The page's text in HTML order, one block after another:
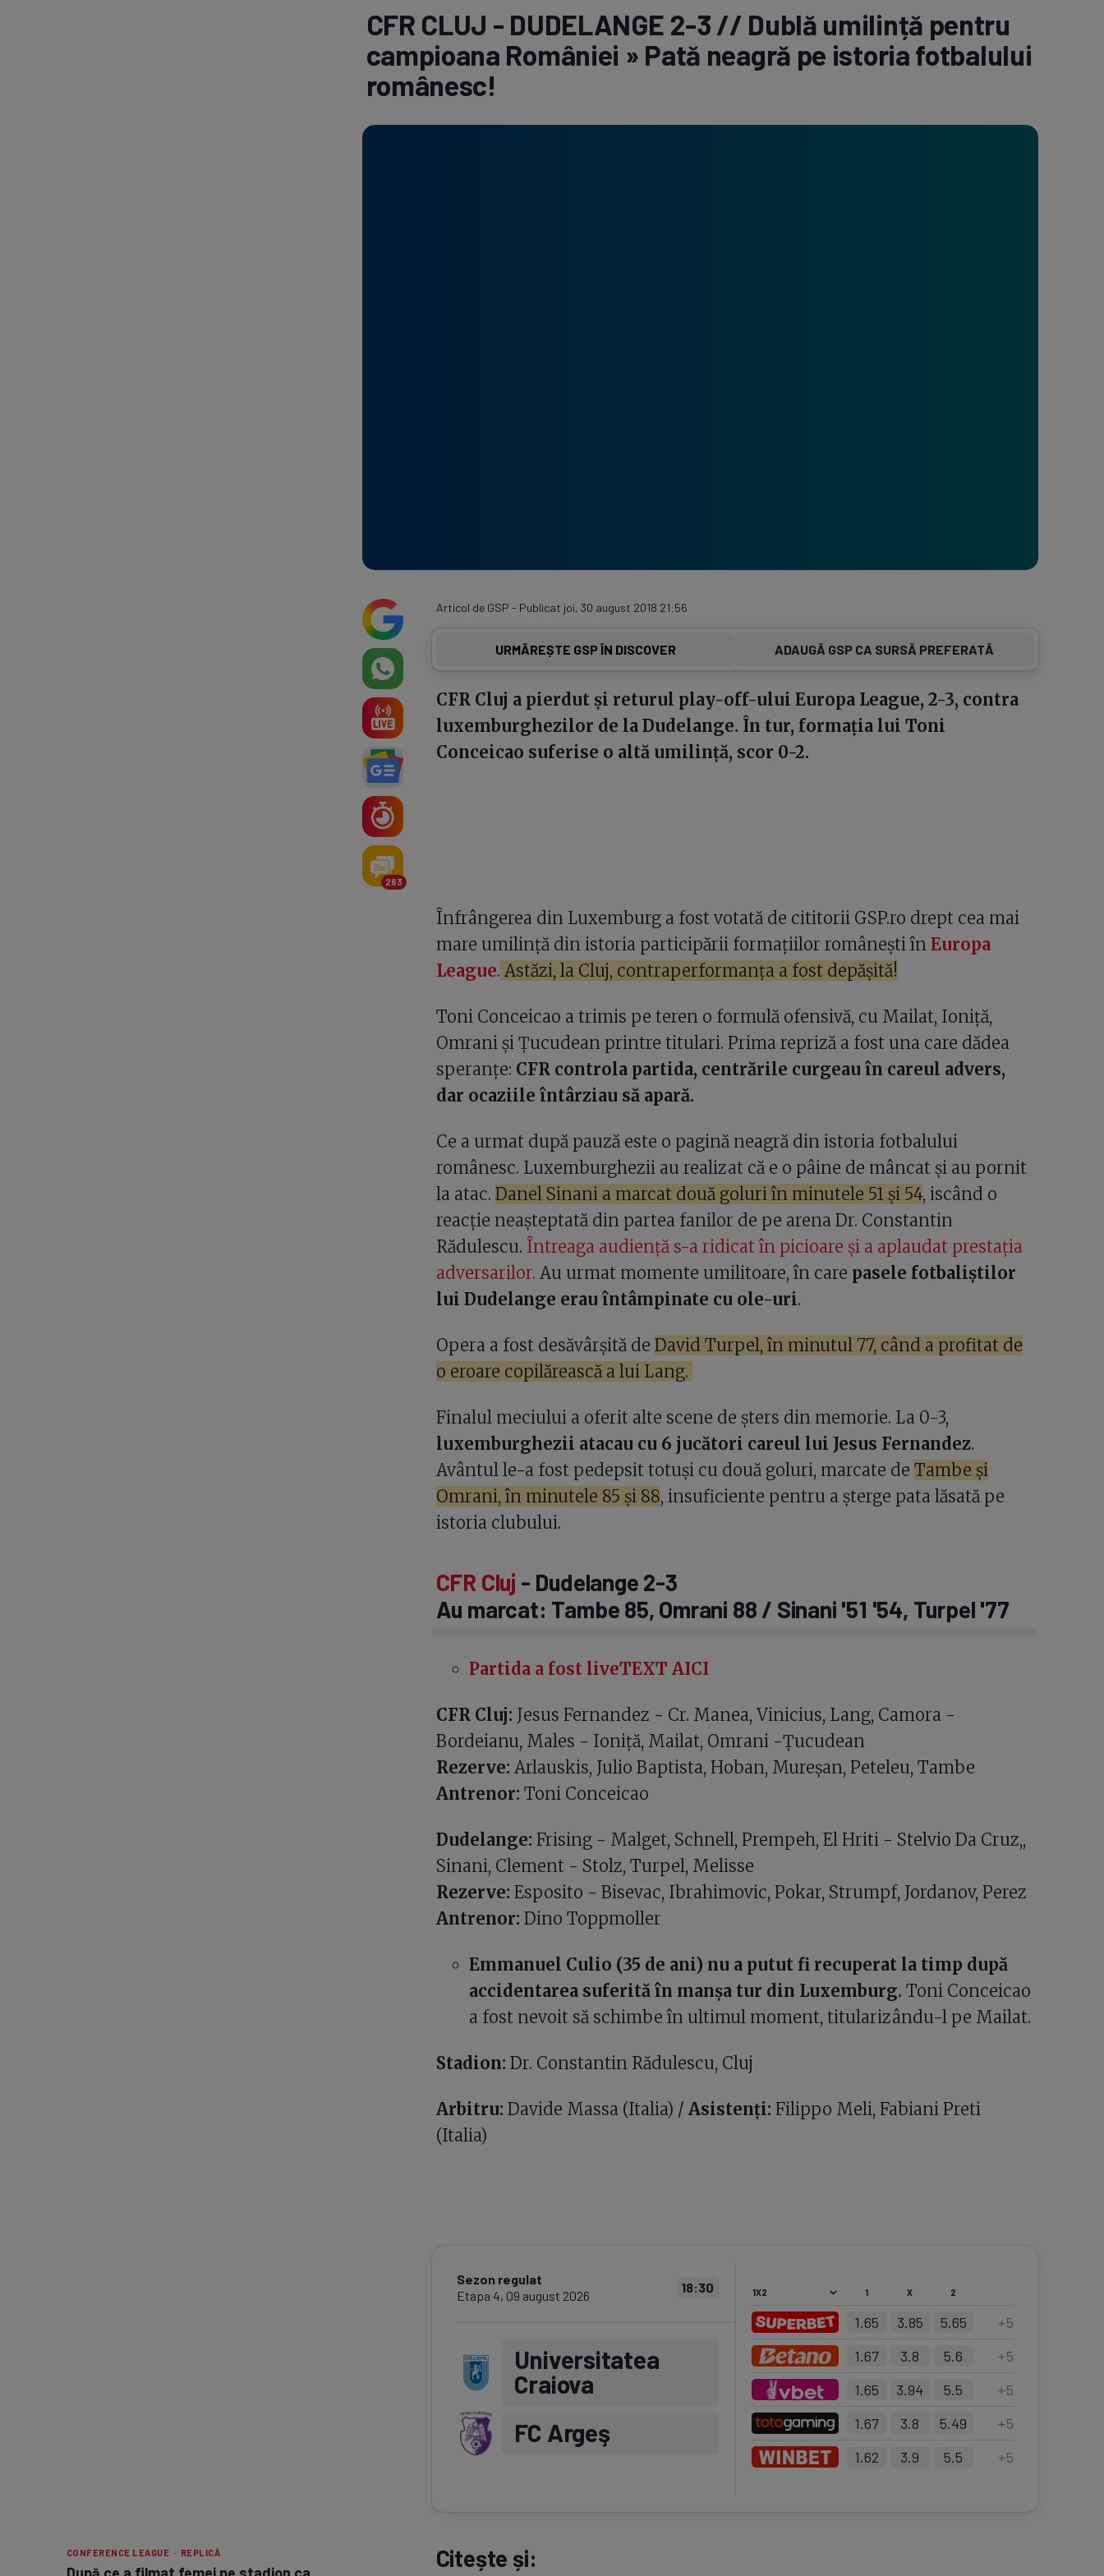
Serie A
CFR CLUJ - DUDELANGE 2-3 // Dublă umilință pentru
campioana României » Pată neagră pe istoria fotbalului
românesc!
CONFERENCE LEAGUE · REPLICĂ
263
Articol de GSP - Publicat joi, 30 august 2018 21:56
URMĂREȘTE GSP ÎN DISCOVER ADAUGĂ GSP CA SURSĂ PREFERATĂ
CFR Cluj a pierdut și returul play-off-ului Europa League, 2-3, contra
luxemburghezilor de la Dudelange. În tur, formația lui Toni
Conceicao suferise o altă umilință, scor 0-2.
Înfrângerea din Luxemburg a fost votată de cititorii GSP.ro drept cea mai
mare umilință din istoria participării formațiilor românești în Europa
League. Astăzi, la Cluj, contraperformanța a fost depășită!
Toni Conceicao a trimis pe teren o formulă ofensivă, cu Mailat, Ioniță,
Omrani și Țucudean printre titulari. Prima repriză a fost una care dădea
speranțe: CFR controla partida, centrările curgeau în careul advers,
dar ocaziile întârziau să apară.
Ce a urmat după pauză este o pagină neagră din istoria fotbalului
românesc. Luxemburghezii au realizat că e o pâine de mâncat și au pornit
la atac. Danel Sinani a marcat două goluri în minutele 51 și 54, iscând o
reacție neașteptată din partea fanilor de pe arena Dr. Constantin
Rădulescu. Întreaga audiență s-a ridicat în picioare și a aplaudat prestația
adversarilor. Au urmat momente umilitoare, în care pasele fotbaliștilor
lui Dudelange erau întâmpinate cu ole-uri.
Opera a fost desăvârșită de David Turpel, în minutul 77, când a profitat de
o eroare copilărească a lui Lang.
Finalul meciului a oferit alte scene de șters din memorie. La 0-3,
luxemburghezii atacau cu 6 jucători careul lui Jesus Fernandez.
Avântul le-a fost pedepsit totuși cu două goluri, marcate de Tambe și
Omrani, în minutele 85 și 88, insuficiente pentru a șterge pata lăsată pe
istoria clubului.
CFR Cluj - Dudelange 2-3
Au marcat: Tambe 85, Omrani 88 / Sinani '51 '54, Turpel '77
Partida a fost liveTEXT AICI
CFR Cluj: Jesus Fernandez - Cr. Manea, Vinicius, Lang, Camora -
Bordeianu, Males - Ioniță, Mailat, Omrani -Țucudean
Rezerve: Arlauskis, Julio Baptista, Hoban, Mureșan, Peteleu, Tambe
Antrenor: Toni Conceicao
Dudelange: Frising - Malget, Schnell, Prempeh, El Hriti - Stelvio Da Cruz,,
Sinani, Clement - Stolz, Turpel, Melisse
Rezerve: Esposito - Bisevac, Ibrahimovic, Pokar, Strumpf, Jordanov, Perez
Antrenor: Dino Toppmoller
Emmanuel Culio (35 de ani) nu a putut fi recuperat la timp după
accidentarea suferită în manșa tur din Luxemburg. Toni Conceicao
a fost nevoit să schimbe în ultimul moment, titularizându-l pe Mailat.
Stadion: Dr. Constantin Rădulescu, Cluj
Arbitru: Davide Massa (Italia) / Asistenți: Filippo Meli, Fabiani Preti
(Italia)
Sezon regulat
Etapa 4, 09 august 2026
18:30
Universitatea
Craiova
FC Argeş
1 X 2
1.65 3.85 5.65 +5
1.67
3.8 5.6 +5
1.65
3.94 5.5 +5
1.67
3.8 5.49 +5
1.62
3.9 5.5 +5
Citește și: